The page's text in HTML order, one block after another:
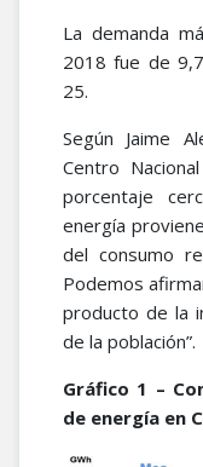
La demanda
2018 fue de
25.
Según Jaime
Centro
porcentaje
energía
del consumo
Podemos
producto de la
de la población”.
Gráfico 1 –
de energía en